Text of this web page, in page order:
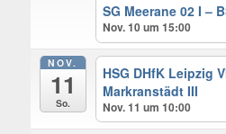
SG Meerane 02 I –
Nov. 10 um 15:00
NOV.
11
So.
HSG DHfK Leipzig
Markranstädt III
Nov. 11 um 10:00